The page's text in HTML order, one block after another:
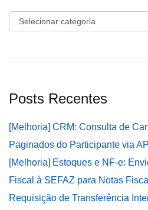
Categorias
Posts Recentes
[Melhoria] CRM: Consulta de
Paginados do Participante via API
[Melhoria] Estoques e NF-e:
Fiscal à SEFAZ para Notas
Requisição de Transferência